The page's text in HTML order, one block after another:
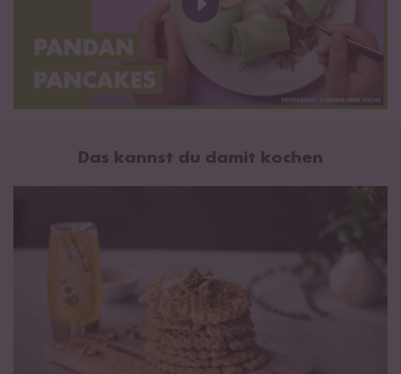
Das kannst du damit kochen